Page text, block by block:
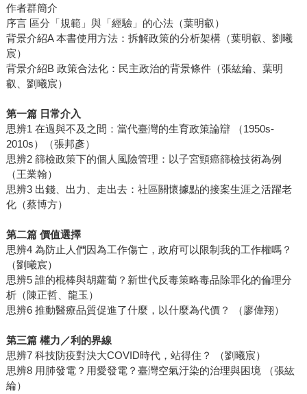
作者群簡介
序言 區分「規範」與「經驗」的心法（葉明叡）
背景介紹A 本書使用方法：拆解政策的分析架構（葉明叡、劉曦
宸）
背景介紹B 政策合法化：民主政治的背景條件（張紘綸、葉明
叡、劉曦宸）
第一篇 日常介入
思辨1 在過與不及之間：當代臺灣的生育政策論辯 （1950s-
2010s）（張邦彥）
思辨2 篩檢政策下的個人風險管理：以子宮頸癌篩檢技術為例
（王業翰）
思辨3 出錢、出力、走出去：社區關懷據點的接案生涯之活躍老
化（蔡博方）
第二篇 價值選擇
思辨4 為防止人們因為工作傷亡，政府可以限制我的工作權嗎？
（劉曦宸）
思辨5 誰的棍棒與胡蘿蔔？新世代反毒策略毒品除罪化的倫理分
析（陳正哲、龍玉）
思辨6 推動醫療品質促進了什麼，以什麼為代價？ （廖偉翔）
第三篇 權力／利的界線
思辨7 科技防疫對決大COVID時代，站得住？ （劉曦宸）
思辨8 用肺發電？用愛發電？臺灣空氣汙染的治理與困境 （張紘
綸）